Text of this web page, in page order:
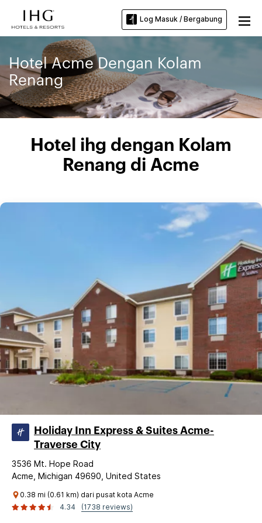
Log Masuk / Bergabung
Hotel Acme Dengan Kolam
Renang
Hotel ihg dengan Kolam
Renang di Acme
Holiday Inn Express & Suites Acme-
Traverse City
3536 Mt. Hope Road
Acme, Michigan 49690, United States
0.38 mi (0.61 km) dari pusat kota Acme
4.34
(1738 reviews)